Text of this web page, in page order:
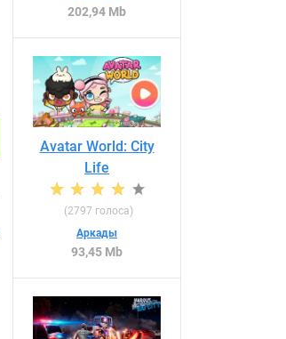
202,94 Mb
Avatar World: City
Life
(2797 голоса)
Аркады
93,45 Mb